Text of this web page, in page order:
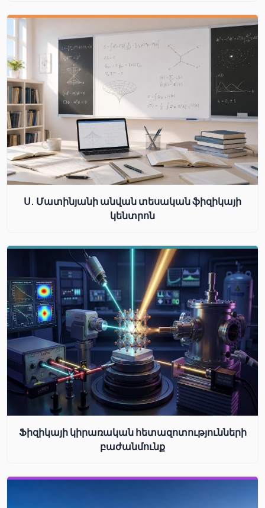
Ս. Մատինյանի անվան տեսական ֆիզիկայի
կենտրոն
Ֆիզիկայի կիրառական հետազոտությունների
բաժանմունք